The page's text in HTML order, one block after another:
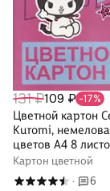
131 ₽109 ₽ -17%
Цветной картон
Kuromi,
цветов А4 8
Картон цветной
·
6